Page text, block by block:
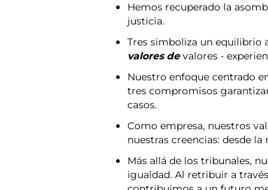
Hemos recuperado la
justicia.
Tres simboliza un equilibrio
valores devalores -
Nuestro enfoque centrado
tres compromisos
casos.
Como empresa, nuestros
nuestras creencias: desde
Más allá de los tribunales,
igualdad. Al retribuir a